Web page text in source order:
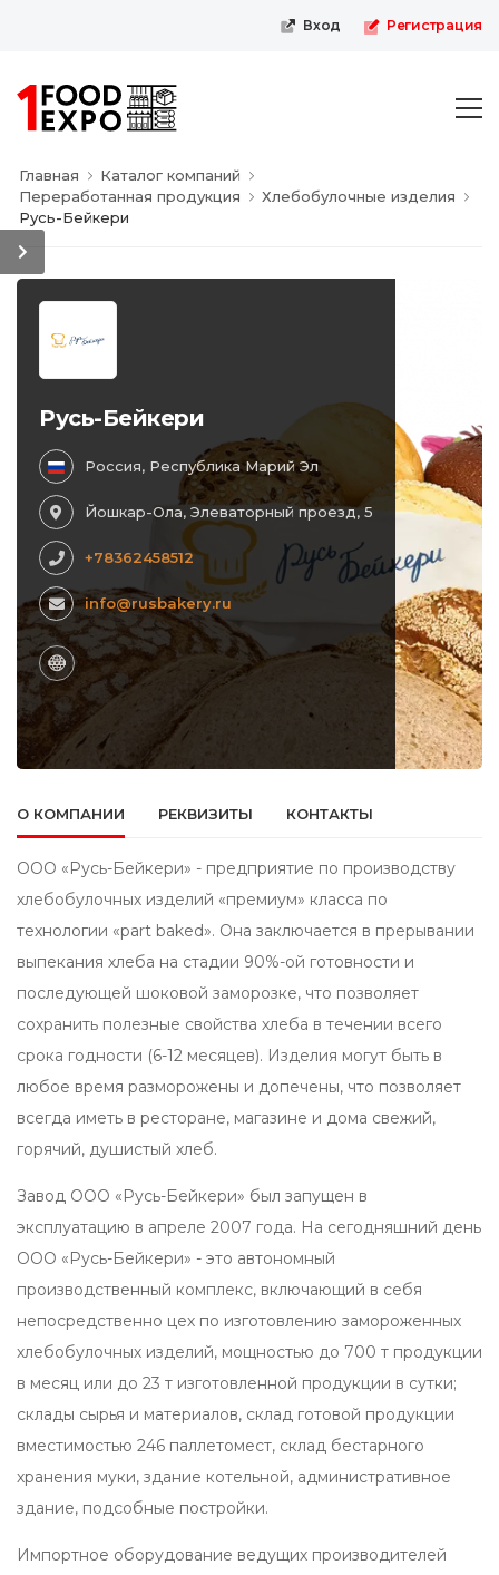
Первая пищевая онлайн-выставка
Вход Регистрация
Главная
Каталог компаний
Переработанная продукция
Хлебобулочные изделия
Русь-Бейкери
Русь-Бейкери
Россия, Республика Марий Эл
Йошкар-Ола, Элеваторный проезд, 5
+78362458512
info@rusbakery.ru
О КОМПАНИИ РЕКВИЗИТЫ КОНТАКТЫ
ООО «Русь-Бейкери» - предприятие по производству
хлебобулочных изделий «премиум» класса по
технологии «part baked». Она заключается в прерывании
выпекания хлеба на стадии 90%-ой готовности и
последующей шоковой заморозке, что позволяет
сохранить полезные свойства хлеба в течении всего
срока годности (6-12 месяцев). Изделия могут быть в
любое время разморожены и допечены, что позволяет
всегда иметь в ресторане, магазине и дома свежий,
горячий, душистый хлеб.
Завод ООО «Русь-Бейкери» был запущен в
эксплуатацию в апреле 2007 года. На сегодняшний день
ООО «Русь-Бейкери» - это автономный
производственный комплекс, включающий в себя
непосредственно цех по изготовлению замороженных
хлебобулочных изделий, мощностью до 700 т продукции
в месяц или до 23 т изготовленной продукции в сутки;
склады сырья и материалов, склад готовой продукции
вместимостью 246 паллетомест, склад бестарного
хранения муки, здание котельной, административное
здание, подсобные постройки.
Импортное оборудование ведущих производителей